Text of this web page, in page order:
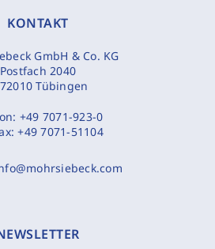
KONTAKT
GmbH & Co. KG
Postfach 2040
Tübingen
+49 7071-923-0
+49 7071-51104